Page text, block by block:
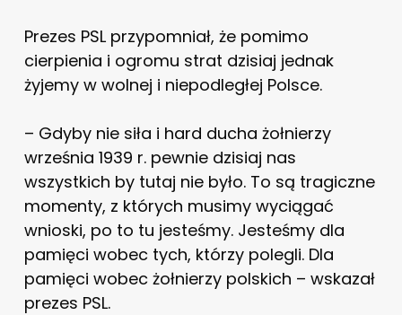
Prezes PSL przypomniał, że pomimo
cierpienia i ogromu strat dzisiaj jednak
żyjemy w wolnej i niepodległej Polsce.
– Gdyby nie siła i hard ducha żołnierzy
września 1939 r. pewnie dzisiaj nas
wszystkich by tutaj nie było. To są tragiczne
momenty, z których musimy wyciągać
wnioski, po to tu jesteśmy. Jesteśmy dla
pamięci wobec tych, którzy polegli. Dla
pamięci wobec żołnierzy polskich – wskazał
prezes PSL.